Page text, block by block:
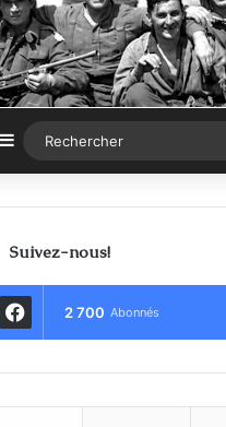
Sidebar (barre latérale)
Suivez-nous!
2 700 Abonnés